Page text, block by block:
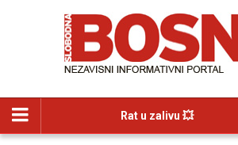
Rat u zalivu 💥